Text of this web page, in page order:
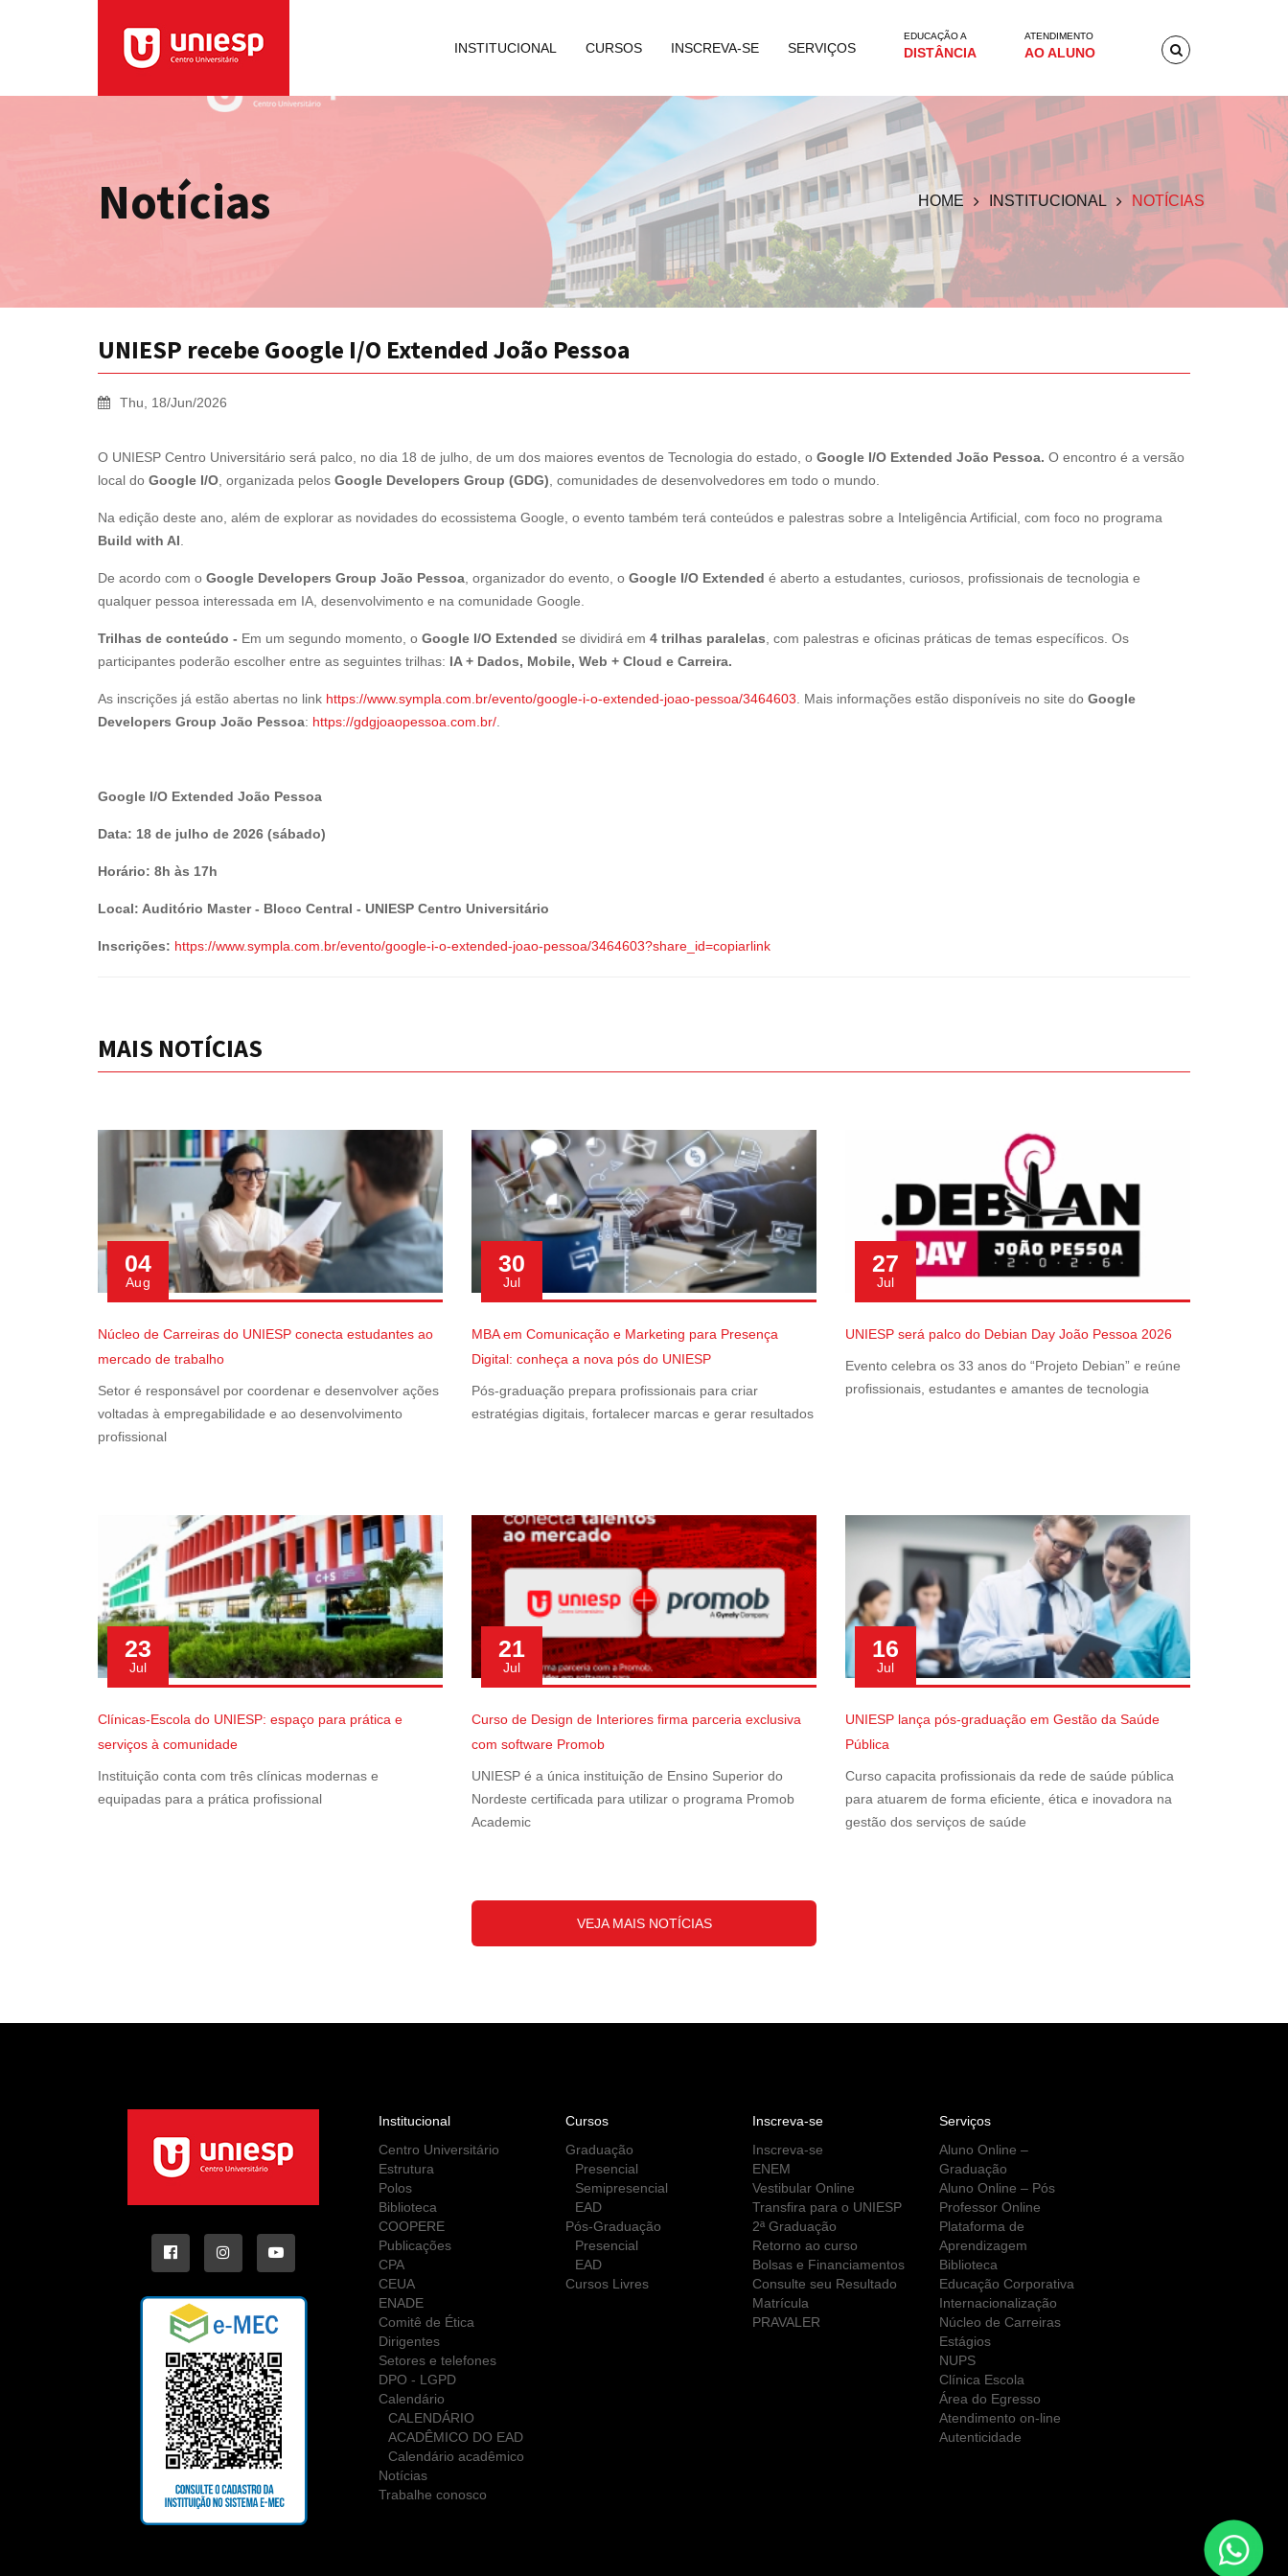
INSTITUCIONAL CURSOS INSCREVA-SE SERVIÇOS
EDUCAÇÃO A
DISTÂNCIA
ATENDIMENTO
AO ALUNO
Notícias HOME INSTITUCIONAL NOTÍCIAS
UNIESP recebe Google I/O Extended João Pessoa
Thu, 18/Jun/2026
O UNIESP Centro Universitário será palco, no dia 18 de julho, de um dos maiores eventos de Tecnologia do estado, o Google I/O Extended João Pessoa. O encontro é a versão
local do Google I/O , organizada pelos Google Developers Group (GDG) , comunidades de desenvolvedores em todo o mundo.
Na edição deste ano, além de explorar as novidades do ecossistema Google, o evento também terá conteúdos e palestras sobre a Inteligência Artificial, com foco no programa
Build with AI
De acordo com o Google Developers Group João Pessoa , organizador do evento, o Google I/O Extended é aberto a estudantes, curiosos, profissionais de tecnologia e
qualquer pessoa interessada em IA, desenvolvimento e na comunidade Google.
Trilhas de conteúdo - Em um segundo momento, o Google I/O Extended se dividirá em 4 trilhas paralelas , com palestras e oficinas práticas de temas específicos. Os
participantes poderão escolher entre as seguintes trilhas: IA + Dados, Mobile, Web + Cloud e Carreira.
As inscrições já estão abertas no link https://www.sympla.com.br/evento/google-i-o-extended-joao-pessoa/3464603 . Mais informações estão disponíveis no site do Google
Developers Group João Pessoa: https://gdgjoaopessoa.com.br/
Google I/O Extended João Pessoa
Data: 18 de julho de 2026 (sábado)
Horário: 8h às 17h
Local: Auditório Master - Bloco Central - UNIESP Centro Universitário
Inscrições: https://www.sympla.com.br/evento/google-i-o-extended-joao-pessoa/3464603?share_id=copiarlink
MAIS NOTÍCIAS
04
Aug
Núcleo de Carreiras do UNIESP conecta estudantes ao
mercado de trabalho
Setor é responsável por coordenar e desenvolver ações
voltadas à empregabilidade e ao desenvolvimento
profissional
30
Jul
MBA em Comunicação e Marketing para Presença
Digital: conheça a nova pós do UNIESP
Pós-graduação prepara profissionais para criar
estratégias digitais, fortalecer marcas e gerar resultados
27
Jul
UNIESP será palco do Debian Day João Pessoa 2026
Evento celebra os 33 anos do “Projeto Debian” e reúne
profissionais, estudantes e amantes de tecnologia
23
Jul
Clínicas-Escola do UNIESP: espaço para prática e
serviços à comunidade
Instituição conta com três clínicas modernas e
equipadas para a prática profissional
21
Jul
Curso de Design de Interiores firma parceria exclusiva
com software Promob
UNIESP é a única instituição de Ensino Superior do
Nordeste certificada para utilizar o programa Promob
Academic
16
Jul
UNIESP lança pós-graduação em Gestão da Saúde
Pública
Curso capacita profissionais da rede de saúde pública
para atuarem de forma eficiente, ética e inovadora na
gestão dos serviços de saúde
VEJA MAIS NOTÍCIAS
Institucional
Centro Universitário
Estrutura
Polos
Biblioteca
COOPERE
Publicações
CPA
CEUA
ENADE
Comitê de Ética
Dirigentes
Setores e telefones
DPO - LGPD
Calendário
CALENDÁRIO
ACADÊMICO DO EAD
Calendário acadêmico
Notícias
Trabalhe conosco
Cursos
Graduação
Presencial
Semipresencial
EAD
Pós-Graduação
Presencial
EAD
Cursos Livres
Inscreva-se
Inscreva-se
ENEM
Vestibular Online
Transfira para o UNIESP
2ª Graduação
Retorno ao curso
Bolsas e Financiamentos
Consulte seu Resultado
Matrícula
PRAVALER
Serviços
Aluno Online –
Graduação
Aluno Online – Pós
Professor Online
Plataforma de
Aprendizagem
Biblioteca
Educação Corporativa
Internacionalização
Núcleo de Carreiras
Estágios
NUPS
Clínica Escola
Área do Egresso
Atendimento on-line
Autenticidade